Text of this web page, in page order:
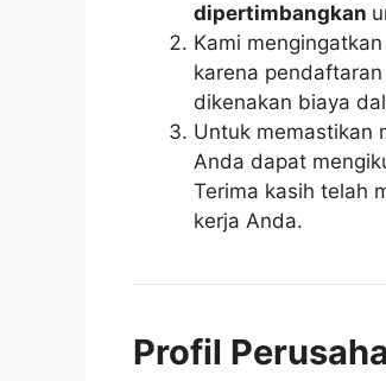
dipertimbangkan
Kami
karena
dikenakan biaya
Untuk memastikan
Anda dapat
Terima kasih telah
kerja Anda.
Profil